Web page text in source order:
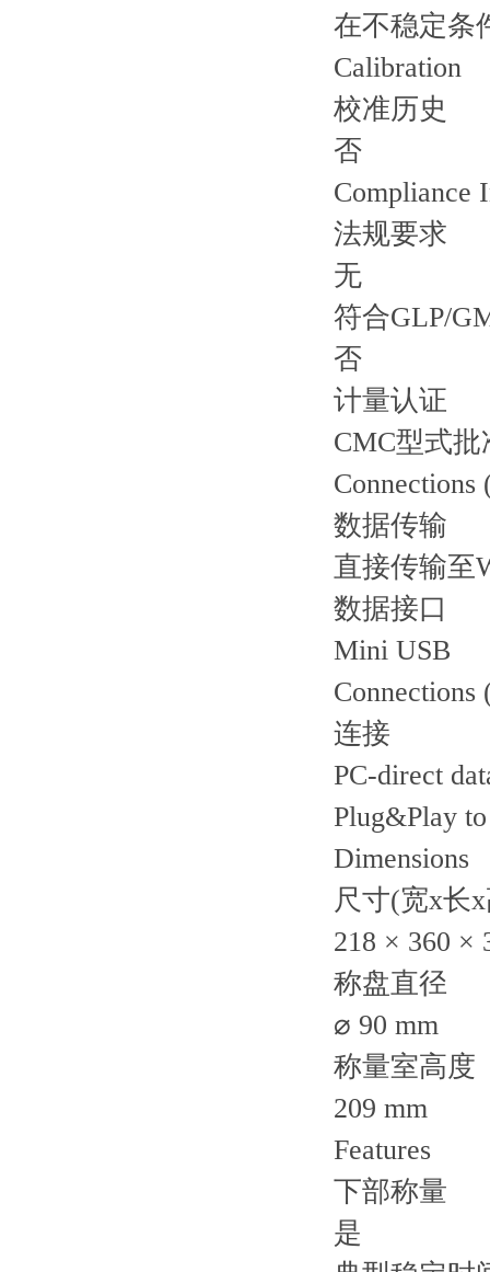
在不稳定条
Calibration
校准历史
否
Compliance
法规要求
无
符合GLP/
否
计量认证
CMC型式
Connections
数据传输
直接传输至
数据接口
Mini USB
Connections
连接
PC-direct
Plug&Play
Dimensions
尺寸(宽x长
218 × 360 ×
称盘直径
⌀ 90 mm
称量室高度
209 mm
Features
下部称量
是